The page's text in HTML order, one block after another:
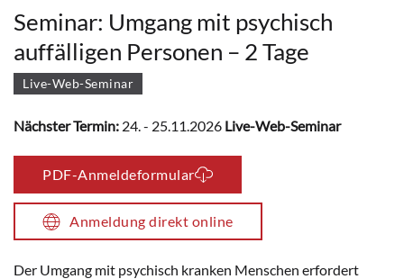
Seminar: Umgang mit psychisch
auffälligen Personen – 2 Tage
Live-Web-Seminar
Nächster Termin: 24. - 25.11.2026 Live-Web-Seminar
PDF-Anmeldeformular
Anmeldung direkt online
Der Umgang mit psychisch kranken Menschen erfordert